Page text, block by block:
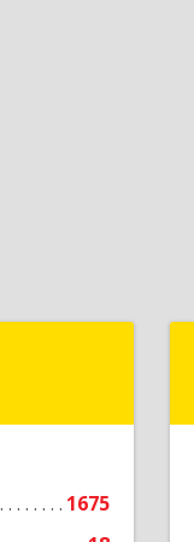
1675
Подробнее